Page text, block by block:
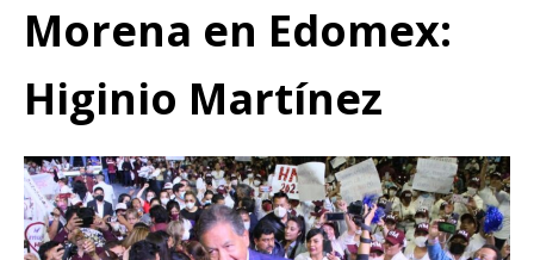
Morena en Edomex:
Higinio Martínez